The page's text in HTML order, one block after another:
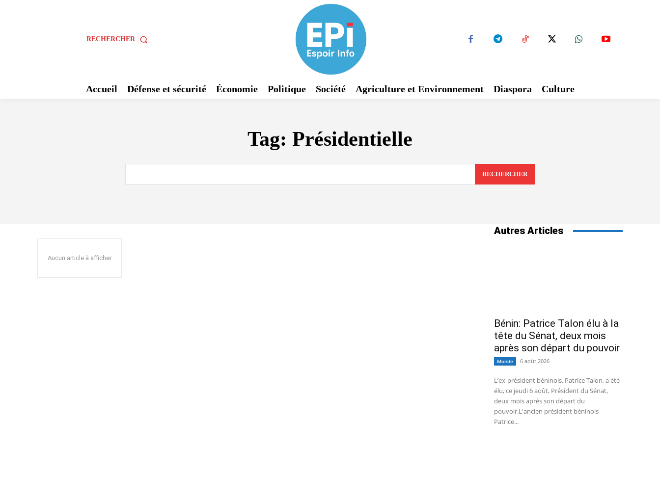
RECHERCHER
Accueil Défense et sécurité Économie Politique Société Agriculture et Environnement Diaspora Culture
Tag: Présidentielle
RECHERCHER
Aucun article à afficher
Autres Articles
Bénin: Patrice Talon élu à la
tête du Sénat, deux mois
après son départ du pouvoir
Monde 6 août 2026
L’ex-président béninois, Patrice Talon, a été
élu, ce jeudi 6 août, Président du Sénat,
deux mois après son départ du
pouvoir.L'ancien président béninois
Patrice...